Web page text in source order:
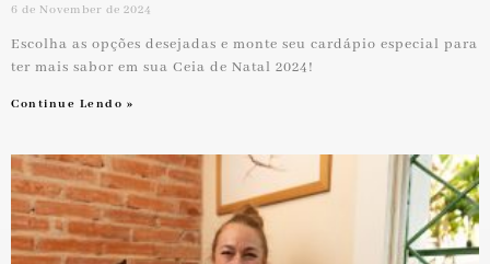
6 de November de 2024
Escolha as opções desejadas e monte seu cardápio especial para
ter mais sabor em sua Ceia de Natal 2024!
Continue Lendo »